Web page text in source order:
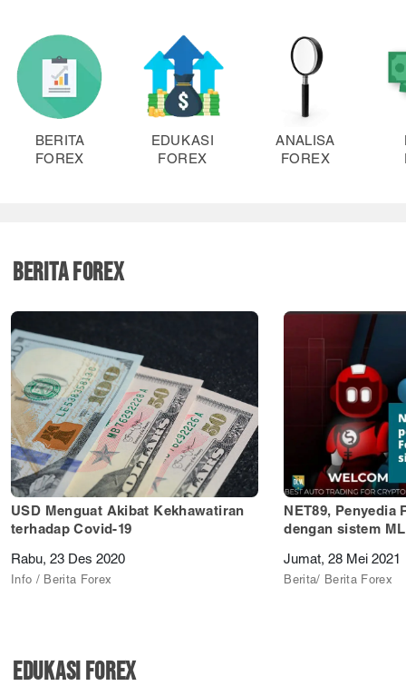
BERITA
FOREX
EDUKASI
FOREX
ANALISA
FOREX
BERITA FOREX
USD Menguat Akibat Kekhawatiran
terhadap Covid-19
Rabu, 23 Des 2020
Info / Berita Forex
NET89, Penyedia
dengan sistem
Jumat, 28 Mei 2021
Berita/ Berita Forex
EDUKASI FOREX